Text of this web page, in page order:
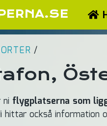
/
flygplatserna som
också information